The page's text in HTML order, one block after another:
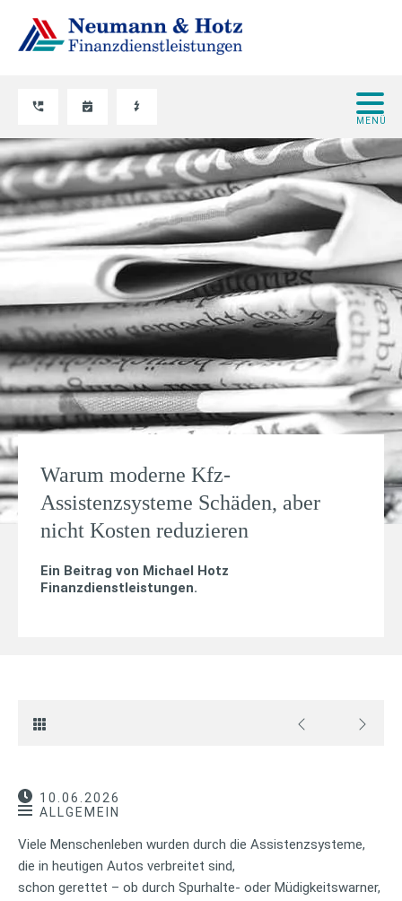
Warum moderne Kfz-
Assistenzsysteme Schäden, aber
nicht Kosten reduzieren
Ein Beitrag von Michael Hotz
Finanzdienstleistungen.
10.06.2026
ALLGEMEIN
Viele Menschenleben wurden durch die Assistenzsysteme,
die in heutigen Autos verbreitet sind,
schon gerettet – ob durch Spurhalte- oder Müdigkeitswarner,